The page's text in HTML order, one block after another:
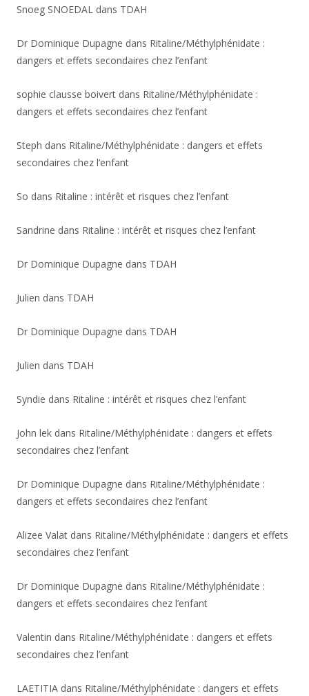
Snoeg SNOEDAL dans TDAH
Dr Dominique Dupagne dans Ritaline/Méthylphénidate :
dangers et effets secondaires chez l’enfant
sophie clausse boivert dans Ritaline/Méthylphénidate :
dangers et effets secondaires chez l’enfant
Steph dans Ritaline/Méthylphénidate : dangers et effets
secondaires chez l’enfant
So dans Ritaline : intérêt et risques chez l’enfant
Sandrine dans Ritaline : intérêt et risques chez l’enfant
Dr Dominique Dupagne dans TDAH
Julien dans TDAH
Dr Dominique Dupagne dans TDAH
Julien dans TDAH
Syndie dans Ritaline : intérêt et risques chez l’enfant
John lek dans Ritaline/Méthylphénidate : dangers et effets
secondaires chez l’enfant
Dr Dominique Dupagne dans Ritaline/Méthylphénidate :
dangers et effets secondaires chez l’enfant
Alizee Valat dans Ritaline/Méthylphénidate : dangers et effets
secondaires chez l’enfant
Dr Dominique Dupagne dans Ritaline/Méthylphénidate :
dangers et effets secondaires chez l’enfant
Valentin dans Ritaline/Méthylphénidate : dangers et effets
secondaires chez l’enfant
LAETITIA dans Ritaline/Méthylphénidate : dangers et effets